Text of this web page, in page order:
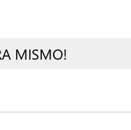
MISMO!